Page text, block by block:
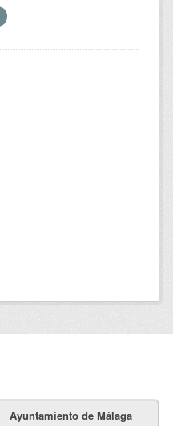
Ayuntamiento de Málaga